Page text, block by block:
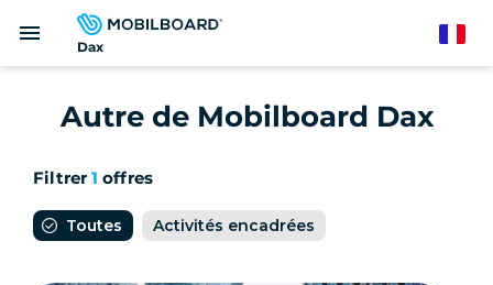
Dax
menu
Autre de Mobilboard Dax
Filtrer1 offres
Toutes Activités encadrées